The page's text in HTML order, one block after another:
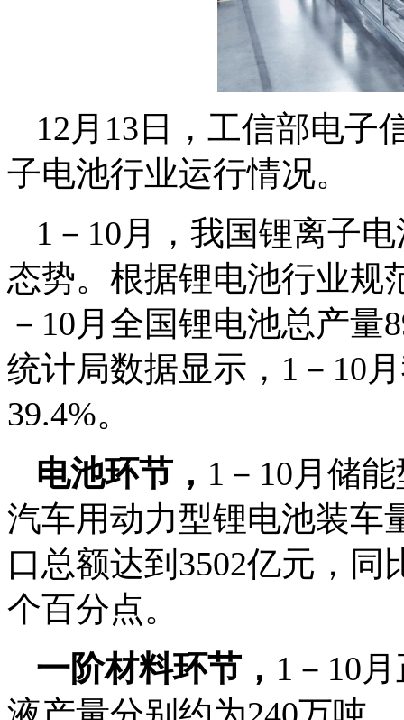
12月13日，工信部电子
子电池行业运行情况。
1－10月，我国锂离子
态势。根据锂电池行业规
－10月全国锂电池总产量
统计局数据显示，1－10
39.4%。
电池环节， 1－10月储
汽车用动力型锂电池装车
口总额达到3502亿元，同
个百分点。
一阶材料环节， 1－10